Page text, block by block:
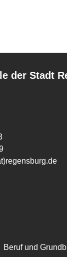
der Stadt
Beruf und